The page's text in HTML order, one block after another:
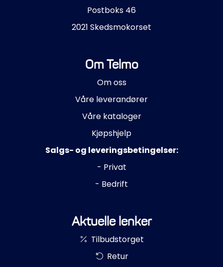
Postboks 46
2021 Skedsmokorset
Om Telmo
Om oss
Våre leverandører
Våre kataloger
Kjøpshjelp
Salgs- og leveringsbetingelser:
- Privat
- Bedrift
Aktuelle lenker
Tilbudstorget
Retur